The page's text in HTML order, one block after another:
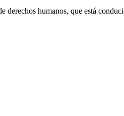
humanos, que está